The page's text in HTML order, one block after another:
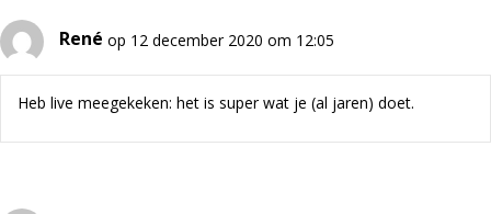
René op 12 december 2020 om 12:05
Heb live meegekeken: het is super wat je (al jaren) doet.